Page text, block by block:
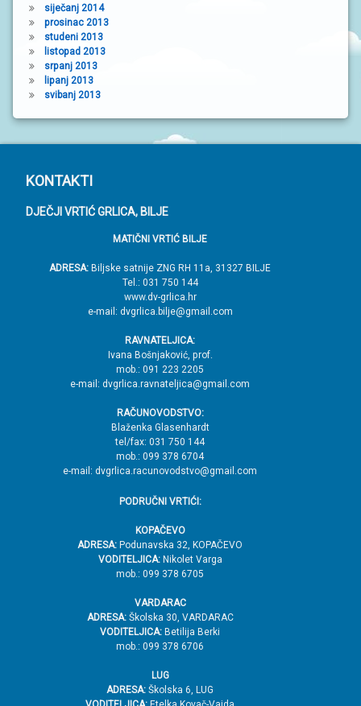
siječanj 2014
prosinac 2013
studeni 2013
listopad 2013
srpanj 2013
lipanj 2013
svibanj 2013
P
o
KONTAKTI
DJEČJI VRTIĆ GRLICA, BILJE
MATIČNI VRTIĆ BILJE
ADRESA: Biljske satnije ZNG RH 11a, 31327 BILJE
Tel.: 031 750 144
www.dv-grlica.hr
e-mail: dvgrlica.bilje@gmail.com
RAVNATELJICA:
Ivana Bošnjaković, prof.
mob.: 091 223 2205
e-mail: dvgrlica.ravnateljica@gmail.com
RAČUNOVODSTVO:
Blaženka Glasenhardt
tel/fax: 031 750 144
mob.: 099 378 6704
e-mail: dvgrlica.racunovodstvo@gmail.com
PODRUČNI VRTIĆI:
KOPAČEVO
ADRESA: Podunavska 32, KOPAČEVO
VODITELJICA:Nikolet Varga
mob.: 099 378 6705
VARDARAC
ADRESA:Školska 30, VARDARAC
VODITELJICA: Betilija Berki
mob.: 099 378 6706
LUG
ADRESA: Školska 6, LUG